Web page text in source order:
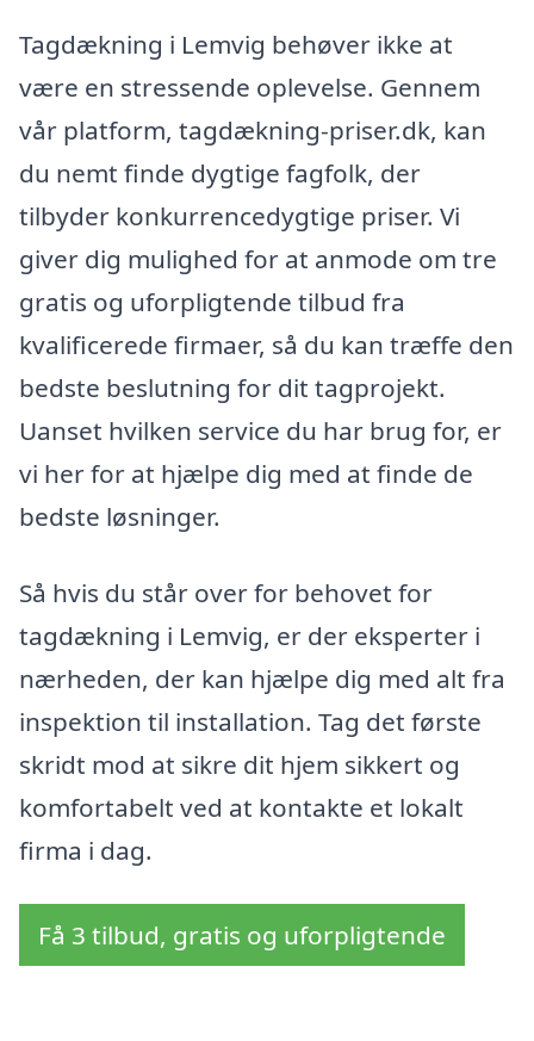
Tagdækning i Lemvig behøver ikke at
være en stressende oplevelse. Gennem
vår platform, tagdækning-priser.dk, kan
du nemt finde dygtige fagfolk, der
tilbyder konkurrencedygtige priser. Vi
giver dig mulighed for at anmode om tre
gratis og uforpligtende tilbud fra
kvalificerede firmaer, så du kan træffe den
bedste beslutning for dit tagprojekt.
Uanset hvilken service du har brug for, er
vi her for at hjælpe dig med at finde de
bedste løsninger.
Så hvis du står over for behovet for
tagdækning i Lemvig, er der eksperter i
nærheden, der kan hjælpe dig med alt fra
inspektion til installation. Tag det første
skridt mod at sikre dit hjem sikkert og
komfortabelt ved at kontakte et lokalt
firma i dag.
Få 3 tilbud, gratis og uforpligtende